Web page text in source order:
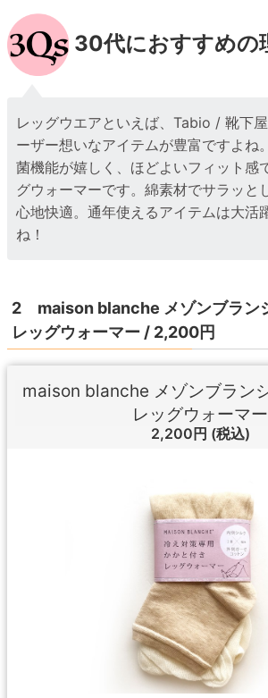
30代におすすめの
レッグウエアといえば、Tabio / 靴下
ーザー想いなアイテムが豊富ですよね
菌機能が嬉しく、ほどよいフィット感
グウォーマーです。綿素材でサラッと
心地快適。通年使えるアイテムは大活
ね！
2 maison blanche メゾンブラン
レッグウォーマー / 2,200円
maison blanche メゾンブラン
レッグウォーマー
2,200円 (税込)